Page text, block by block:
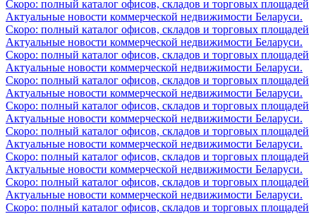
Скоро: полный каталог офисов, складов и торговых площадей
Актуальные новости коммерческой недвижимости Беларуси.
Скоро: полный каталог офисов, складов и торговых площадей
Актуальные новости коммерческой недвижимости Беларуси.
Скоро: полный каталог офисов, складов и торговых площадей
Актуальные новости коммерческой недвижимости Беларуси.
Скоро: полный каталог офисов, складов и торговых площадей
Актуальные новости коммерческой недвижимости Беларуси.
Скоро: полный каталог офисов, складов и торговых площадей
Актуальные новости коммерческой недвижимости Беларуси.
Скоро: полный каталог офисов, складов и торговых площадей
Актуальные новости коммерческой недвижимости Беларуси.
Скоро: полный каталог офисов, складов и торговых площадей
Актуальные новости коммерческой недвижимости Беларуси.
Скоро: полный каталог офисов, складов и торговых площадей
Актуальные новости коммерческой недвижимости Беларуси.
Скоро: полный каталог офисов, складов и торговых площадей